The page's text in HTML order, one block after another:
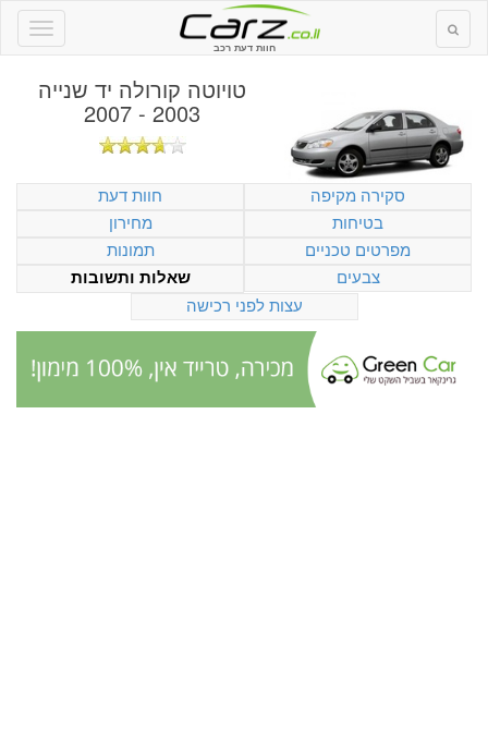
חוות דעת רכב
טויוטה קורולה יד שנייה
2003 - 2007
סקירה מקיפה
חוות דעת
בטיחות
מחירון
מפרטים טכניים
תמונות
צבעים
שאלות ותשובות
עצות לפני רכישה